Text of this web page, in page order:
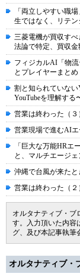
「両立しやすい職
生ではなく、リテ
三菱電機が買収す
法論で特定、買収
フィジカルAI「物
とプレイヤーまとめ
割と知られていな
YouTubeを理解する
営業は終わった（
営業現場で進むAI
「巨大な万能HRエ
と、マルチエージ
沖縄で台風が来た
営業は終わった（
オルタナティブ・ブ
す。入力頂いた内容
グ、及び本記事執筆
オルタナティブ・